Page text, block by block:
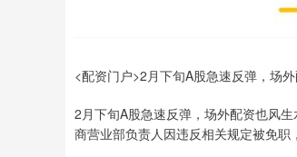
<配资门户>2月下旬A股急速反弹，场
2月下旬A股急速反弹，场外配资也风
商营业部负责人因违反相关规定被免职